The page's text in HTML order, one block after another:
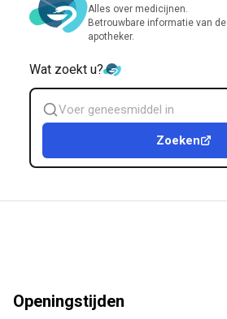
Alles over medicijnen.
Betrouwbare informatie van de
apotheker.
Wat zoekt u?
Zoek
geneesmiddel
Zoeken
Openingstijden